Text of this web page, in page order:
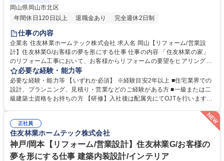
岡山県岡山市北区
年間休日120日以上
退職金あり 完全週休2日制
仕事の内容
企業名 住友林業ホームテック株式会社 求人名 岡山【リフォーム/営業設
計】住友林業G/お客様の夢を形にする仕事 仕事の内容 「住友林業の家」
のリフォーム工事において、お客様からリフォームの要望をヒアリング
し、プランニングから設計、見積り、契約、工事担当者への引継ぎまでを
担当していただきます。 【具体的には】「住友林業の家」のオーナー様：
社内の顧客データやメンテナンス担当部門からの情報を元に水回り設備の
交換や内装、外装などの工事を提案。すでに住友林業として取引があるた
で担当出来る事が大きなポイントです。一貫して手掛けることで、お客様
の思いを汲み取り、その解決策をプランに反映させられるため、お客様の
満足に繋がります。 募集職種 岡山【リフォーム/営業設計】住友林業G/お
客様の夢を形にする仕事
必要な経験・能力等
必要な経験・能力等 【いずれか必須】 ※経験目安2年以上 ■住宅業界での
設計、プランニング、見積り・営業などのご経験がある方 ■一級または二
級建築士資格をお持ちの方 【研修】入社後は配属先にてOJTを行います。
足頂くサービスを御提供するために、人材教育にも力を入れています。
【キャリアパス】研修制度が整っている為、営業未経験で入社した社員
も、今では当社のコアメンバーとして成長しています。実績を積み重ねれ
ば、主任→係長から、ゆくゆくは管理職へとステップアップも可能です。
学歴・資格 学歴：大学院 大学 高専 短大 専修学校 高校 語学力： 資格：
正社員
住友林業ホームテック株式会社
神戸/岡本【リフォーム/営業設計】住友林業G/お客様の
夢を形にする仕事 建築内装設計/インテリア